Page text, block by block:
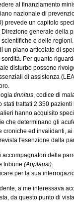
al finanziamento
nazionale di
prevede un capitolo
generale della
e delle regioni.
un piano articolato di
Per quanto
disturbo possono
di assistenza
tinnitus, codice di
trattati 2.350
hanno acquisito
che determinano gli
ed invalidanti,
l'esenzione dalla
accompagnatori della
tribune (Applausi).
per la sua
a me interessava
da questo punto di